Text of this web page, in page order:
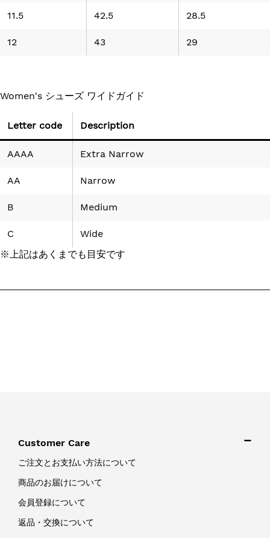
11.5 42.5 28.5
12 43 29
Women's シューズ ワイドガイド
Letter code Description
AAAA Extra Narrow
AA Narrow
B Medium
C
Wide
※上記はあくまでも目安です
Customer Care
ご注文とお支払い方法について
商品のお届けについて
会員登録について
返品・交換について